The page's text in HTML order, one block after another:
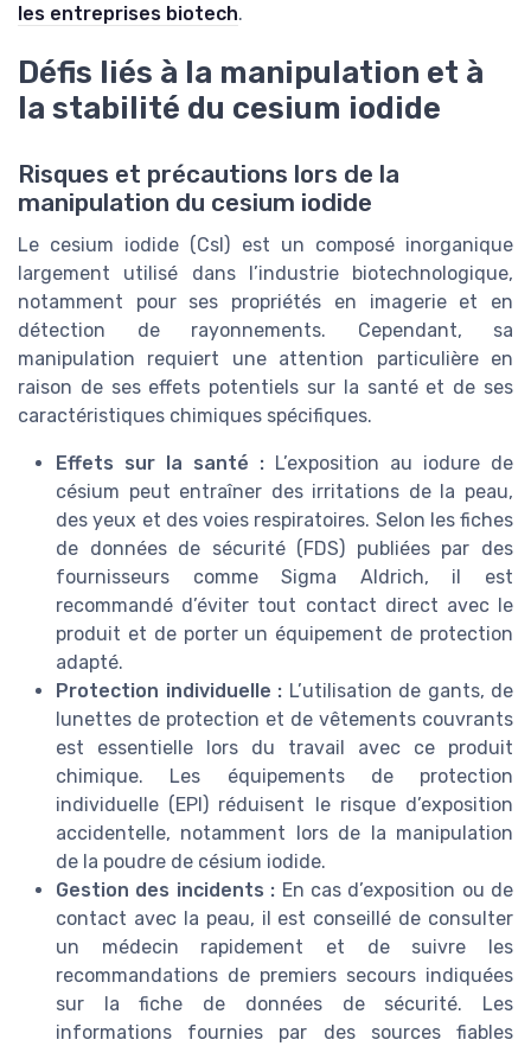
les entreprises biotech.
Défis liés à la manipulation et à
la stabilité du cesium iodide
Risques et précautions lors de la
manipulation du cesium iodide
Le cesium iodide (CsI) est un composé inorganique
largement utilisé dans l’industrie biotechnologique,
notamment pour ses propriétés en imagerie et en
détection de rayonnements. Cependant, sa
manipulation requiert une attention particulière en
raison de ses effets potentiels sur la santé et de ses
caractéristiques chimiques spécifiques.
Effets sur la santé : L’exposition au iodure de
césium peut entraîner des irritations de la peau,
des yeux et des voies respiratoires. Selon les fiches
de données de sécurité (FDS) publiées par des
fournisseurs comme Sigma Aldrich, il est
recommandé d’éviter tout contact direct avec le
produit et de porter un équipement de protection
adapté.
Protection individuelle : L’utilisation de gants, de
lunettes de protection et de vêtements couvrants
est essentielle lors du travail avec ce produit
chimique. Les équipements de protection
individuelle (EPI) réduisent le risque d’exposition
accidentelle, notamment lors de la manipulation
de la poudre de césium iodide.
Gestion des incidents : En cas d’exposition ou de
contact avec la peau, il est conseillé de consulter
un médecin rapidement et de suivre les
recommandations de premiers secours indiquées
sur la fiche de données de sécurité. Les
informations fournies par des sources fiables